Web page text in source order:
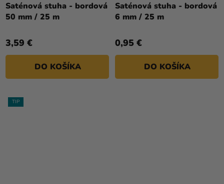
Saténová stuha - bordová
50 mm / 25 m
3,59 €
DO KOŠÍKA
Saténová stuha - bordová
6 mm / 25 m
0,95 €
DO KOŠÍKA
TIP